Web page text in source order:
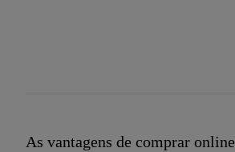
As vantagens de comprar online